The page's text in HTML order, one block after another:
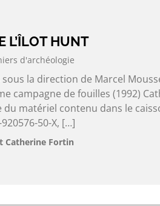
L’ÎLOT HUNT
d'archéologie
sous la direction de Marcel
campagne de fouilles (1992)
matériel contenu dans le
920576-50-X, […]
Catherine Fortin